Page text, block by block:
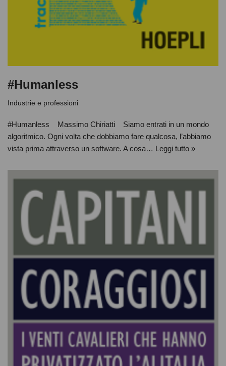
#Humanless
Industrie e professioni
#Humanless Massimo Chiriatti Siamo entrati in un mondo
algoritmico. Ogni volta che dobbiamo fare qualcosa, l’abbiamo
vista prima attraverso un software. A cosa… Leggi tutto »